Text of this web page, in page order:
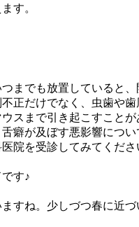
す。
までも放置していると、
正だけでなく、虫歯や歯
スまで引き起こすこと
癖が及ぼす悪影響につい
院を受診してみてくださ
す♪
すね。少しづつ春に近